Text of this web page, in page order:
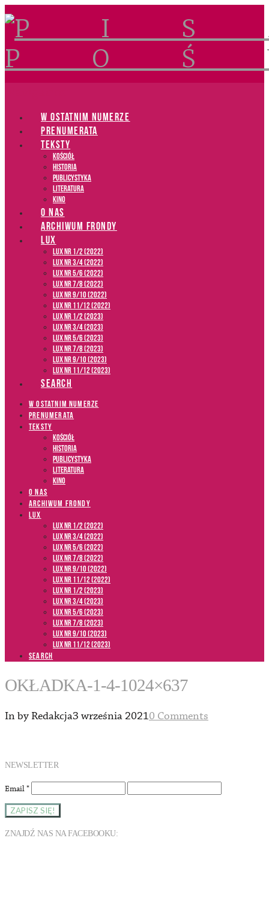
W OSTATNIM NUMERZE
PRENUMERATA
TEKSTY
Kościół
Historia
Publicystyka
Literatura
Kino
O NAS
ARCHIWUM FRONDY
LUX
LUX NR 1/2 (2022)
LUX NR 3/4 (2022)
LUX NR 5/6 (2022)
LUX NR 7/8 (2022)
LUX nr 9/10 (2022)
LUX NR 11/12 (2022)
LUX NR 1/2 (2023)
LUX NR 3/4 (2023)
LUX NR 5/6 (2023)
LUX NR 7/8 (2023)
LUX NR 9/10 (2023)
LUX NR 11/12 (2023)
SEARCH
W OSTATNIM NUMERZE
PRENUMERATA
TEKSTY
Kościół
Historia
Publicystyka
Literatura
Kino
O NAS
ARCHIWUM FRONDY
LUX
LUX NR 1/2 (2022)
LUX NR 3/4 (2022)
LUX NR 5/6 (2022)
LUX NR 7/8 (2022)
LUX nr 9/10 (2022)
LUX NR 11/12 (2022)
LUX NR 1/2 (2023)
LUX NR 3/4 (2023)
LUX NR 5/6 (2023)
LUX NR 7/8 (2023)
LUX NR 9/10 (2023)
LUX NR 11/12 (2023)
SEARCH
OKŁADKA-1-4-1024×637
In by Redakcja3 września 20210 Comments
NEWSLETTER
Email*
ZNAJDŹ NAS NA FACEBOOKU: